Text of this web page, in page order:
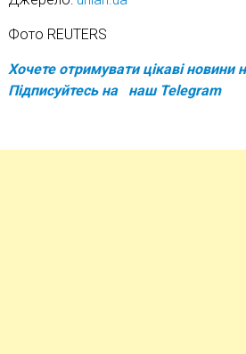
Фото REUTERS
Хочете отримувати цікаві новини
Підписуйтесь на наш Telegram